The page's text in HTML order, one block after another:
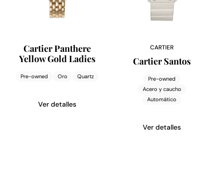
Cartier Panthere
Yellow Gold Ladies
Pre-owned Oro Quartz
Ver detalles
CARTIER
Cartier Santos
Pre-owned
Acero y caucho
Automático
Ver detalles